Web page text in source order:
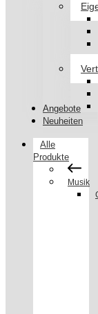
Angebote
Neuheiten
Alle
Produkte
Musik